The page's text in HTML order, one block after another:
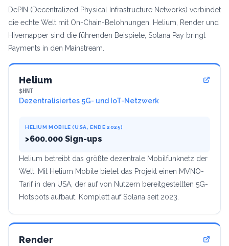
DePIN (Decentralized Physical Infrastructure Networks) verbindet
die echte Welt mit On-Chain-Belohnungen. Helium, Render und
Hivemapper sind die führenden Beispiele, Solana Pay bringt
Payments in den Mainstream.
Helium
$HNT
Dezentralisiertes 5G- und IoT-Netzwerk
HELIUM MOBILE (USA, ENDE 2025)
>600.000 Sign-ups
Helium betreibt das größte dezentrale Mobilfunknetz der
Welt. Mit Helium Mobile bietet das Projekt einen MVNO-
Tarif in den USA, der auf von Nutzern bereitgestellten 5G-
Hotspots aufbaut. Komplett auf Solana seit 2023.
Render